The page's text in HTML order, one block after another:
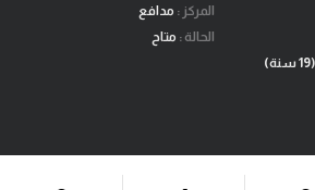
المركز : مدافع
الحالة : متاح